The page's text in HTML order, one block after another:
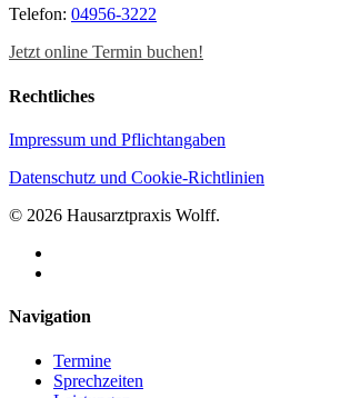
Telefon: 04956-3222
Jetzt online Termin buchen!
Rechtliches
Impressum und Pflichtangaben
Datenschutz und Cookie-Richtlinien
© 2026 Hausarztpraxis Wolff.
Close
Navigation
Termine
Sprechzeiten